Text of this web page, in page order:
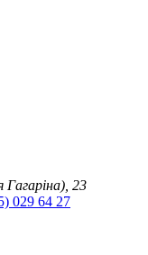
23
029 64 27